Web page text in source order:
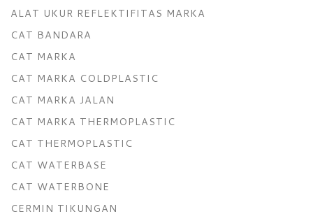
ALAT UKUR REFLEKTIFITAS MARKA
CAT BANDARA
CAT MARKA
CAT MARKA COLDPLASTIC
CAT MARKA JALAN
CAT MARKA THERMOPLASTIC
CAT THERMOPLASTIC
CAT WATERBASE
CAT WATERBONE
CERMIN TIKUNGAN